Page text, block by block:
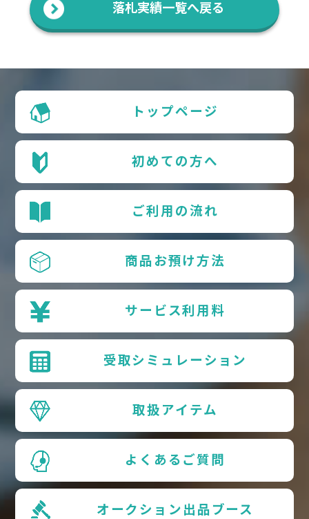
落札実績一覧へ戻る
トップページ
初めての方へ
ご利用の流れ
商品お預け方法
サービス利用料
受取シミュレーション
取扱アイテム
よくあるご質問
オークション出品ブース